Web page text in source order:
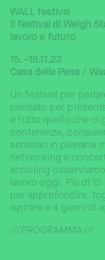
WALL festival
Il festival di Weigh
lavoro e futuro
15.–18.11.23
Casa della Pesa /
Un festival per
pensato per
e tutto quello che ci
conferenze,
seminari in plenaria
networking e
shooting
lavoro oggi. Più di
per approfondire,
ispirare e 4 giorni di
///PROGRAMMA///